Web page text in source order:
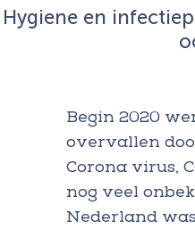
Hygiene en
Begin 2020
overvallen
Corona virus,
nog veel
Nederland